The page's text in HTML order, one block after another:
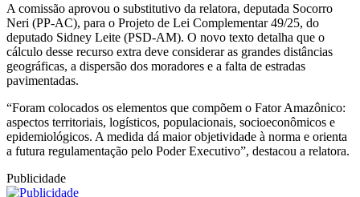
A comissão aprovou o substitutivo da relatora, deputada Socorro
Neri (PP-AC), para o Projeto de Lei Complementar 49/25, do
deputado Sidney Leite (PSD-AM). O novo texto detalha que o
cálculo desse recurso extra deve considerar as grandes distâncias
geográficas, a dispersão dos moradores e a falta de estradas
pavimentadas.
“Foram colocados os elementos que compõem o Fator Amazônico:
aspectos territoriais, logísticos, populacionais, socioeconômicos e
epidemiológicos. A medida dá maior objetividade à norma e orienta
a futura regulamentação pelo Poder Executivo”, destacou a relatora.
Publicidade